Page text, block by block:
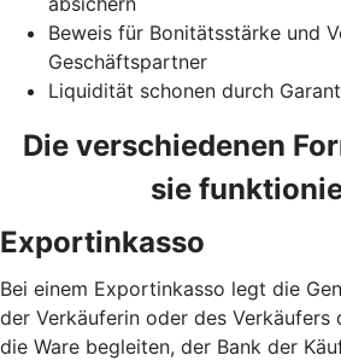
Beweis für Bonitätsstärke und
Geschäftspartner
Liquidität schonen durch
Die verschiedenen
sie
Exportinkasso
Bei einem Exportinkasso legt die
der Verkäuferin oder des Verkäufers
die Ware begleiten, der Bank der